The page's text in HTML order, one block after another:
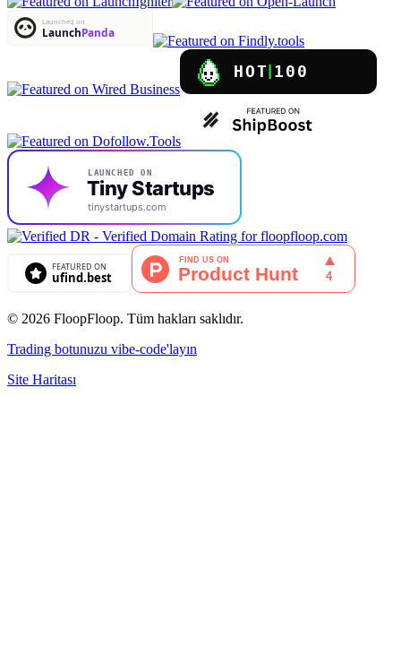
© 2026 FloopFloop. Tüm hakları saklıdır.
Trading botunuzu vibe-code'layın
Site Haritası